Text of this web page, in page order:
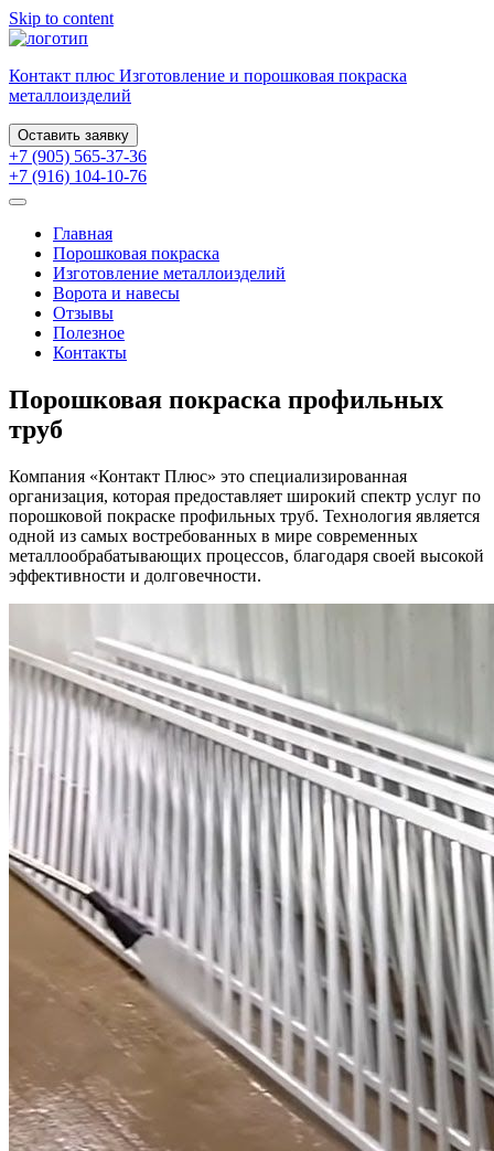
Skip to content
Контакт плюс Изготовление и порошковая покраска
металлоизделий
Оставить заявку
+7 (905) 565-37-36
+7 (916) 104-10-76
Главная
Порошковая покраска
Изготовление металлоизделий
Ворота и навесы
Отзывы
Полезное
Контакты
Порошковая покраска профильных
труб
Компания «Контакт Плюс» это специализированная
организация, которая предоставляет широкий спектр услуг по
порошковой покраске профильных труб. Технология является
одной из самых востребованных в мире современных
металлообрабатывающих процессов, благодаря своей высокой
эффективности и долговечности.